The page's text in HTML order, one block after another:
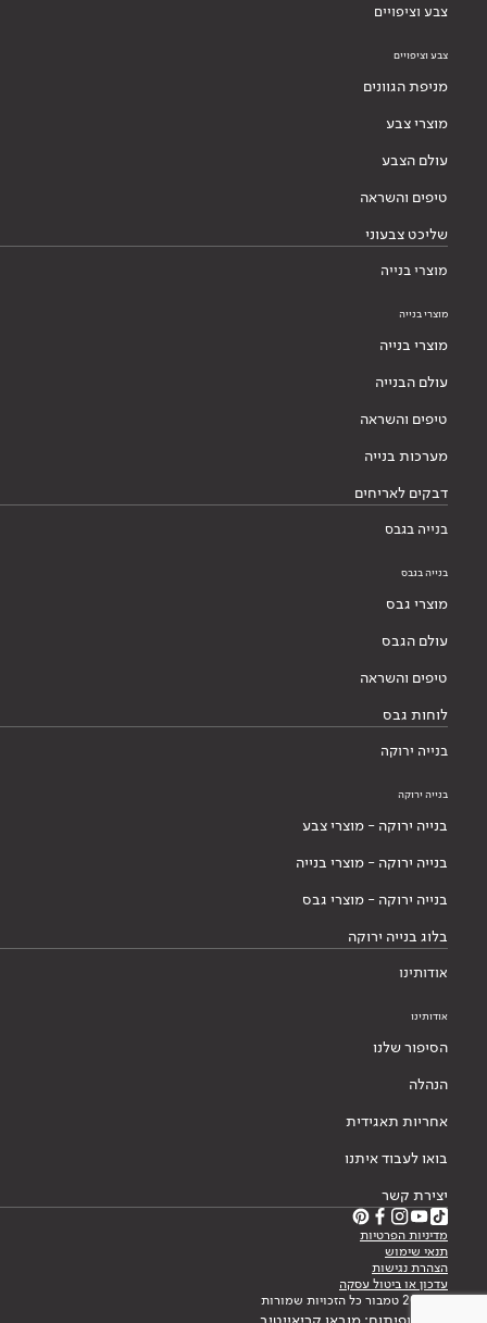
צבע וציפויים
צבע וציפויים
מניפת הגוונים
מוצרי צבע
עולם הצבע
טיפים והשראה
שליכט צבעוני
מוצרי בנייה
מוצרי בנייה
מוצרי בנייה
עולם הבנייה
טיפים והשראה
מערכות בנייה
דבקים לאריחים
בנייה בגבס
בנייה בגבס
מוצרי גבס
עולם הגבס
טיפים והשראה
לוחות גבס
בנייה ירוקה
בנייה ירוקה
בנייה ירוקה - מוצרי צבע
בנייה ירוקה - מוצרי בנייה
בנייה ירוקה - מוצרי גבס
בלוג בנייה ירוקה
אודותינו
אודותינו
הסיפור שלנו
הנהלה
אחריות תאגידית
בואו לעבוד איתנו
יצירת קשר
מדיניות הפרטיות
תנאי שימוש
הצהרת נגישות
עדכון או ביטול עסקה
© 2026 טמבור כל הזכויות שמורות
עיצוב ופיתוח: מובאו קריאייטיב